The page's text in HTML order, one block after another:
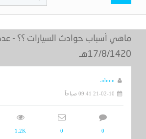
navigation
17/8/1420هـ
admin
21-02-10 09:41 صباحاً
0
0
1.2K